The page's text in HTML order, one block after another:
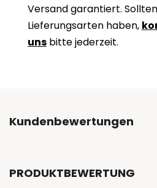
Versand garantiert.
Lieferungsarten haben,
uns bitte jederzeit.
Kundenbewertungen
PRODUKTBEWERTUNG